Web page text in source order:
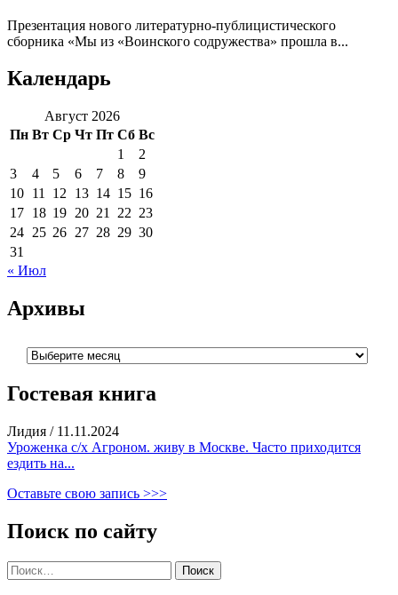
Презентация нового литературно-публицистического
сборника «Мы из «Воинского содружества» прошла в...
Календарь
Август 2026
Пн Вт Ср Чт Пт Сб Вс
1
2
3
4 5 6 7 8
9
10 11 12 13 14 15 16
17 18 19 20 21 22 23
24 25 26 27 28 29 30
31
« Июл
Архивы
Архивы
Гостевая книга
Лидия / 11.11.2024
Уроженка с/х Агроном. живу в Москве. Часто приходится
ездить на...
Оставьте свою запись >>>
Поиск по сайту
Найти: